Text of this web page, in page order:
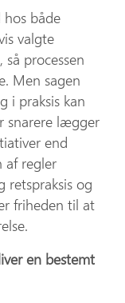
hos både
valgte
processen
Men sagen
i praksis kan
snarere lægger
end
af regler
og
friheden til at
en bestemt